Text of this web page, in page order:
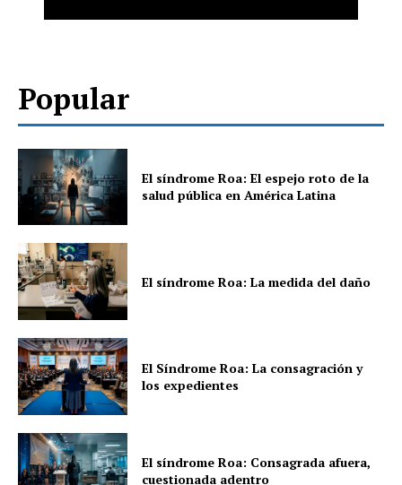
Popular
El síndrome Roa: El espejo roto de la
salud pública en América Latina
El síndrome Roa: La medida del daño
El Síndrome Roa: La consagración y
los expedientes
El síndrome Roa: Consagrada afuera,
cuestionada adentro